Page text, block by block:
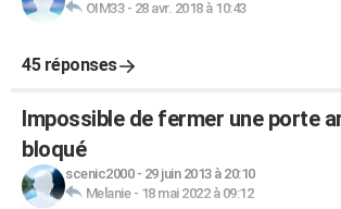
OIM33- 28 avr. 2018 à 10:43
45 réponses
Impossible de fermer une porte
bloqué
scenic2000- 29 juin 2013 à 20:10
Melanie- 18 mai 2022 à 09:12